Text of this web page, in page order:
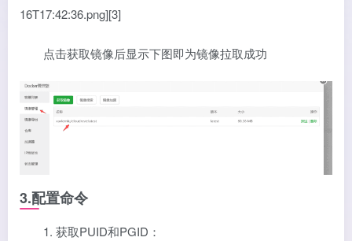
16T17:42:36.png][3]
点击获取镜像后显示下图即为镜像拉取成功
3.配置命令
1. 获取PUID和PGID：